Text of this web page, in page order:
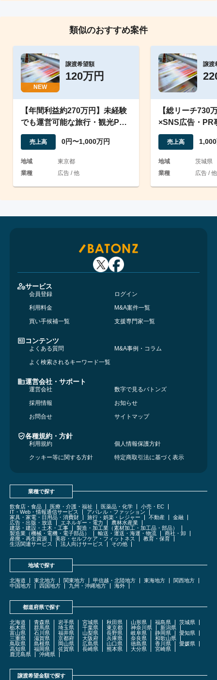
類似のおすすめ案件
NEW
譲渡希望額
120万円
【年間利益約270万円】未経験
でも運営可能な旅行・観光PR
事業
売上高 0円〜1,000万円
地域
東京都
業種
広告 / 他
譲渡
【総リーチ730
×SNS広告・PR
規事業にも
売上高
地域
茨城県
業種
広告 / 他
サービス
会員登録
ログイン
利用料金
M&A案件一覧
買い手候補一覧
支援専門家一覧
コンテンツ
よくある質問
M&A事例・コラム
よく検索されるキーワード一覧
運営会社・サポート
運営会社
数字で見るバトンズ
採用情報
お知らせ
お問合せ
サイトマップ
各種規約・方針
利用規約
個人情報保護方針
クッキー等に関する方針
特定商取引法に基づく表示
業種で探す
飲食店・食品 医療・介護・福祉 医薬品・化学
小売・EC
IT・Web・情報通信サービス
アパレル・ファッション
家具・家電・日用品・消費財
旅行・娯楽・レジャー 不動産
金融
広告・出版・放送
エネルギー・電力
農林水産業
建築・建設・土木・工事
製造・加工業（素材加工・加工品・部品）
製造業（機械・電機・電子部品）
輸送・運送・海運・物流
商社・卸
産廃・再生資源
美容・セルフケア・フィットネス
教育・保育
生活関連サービス
法人向けサービス その他
地域で探す
北海道 東北地方 関東地方 甲信越・北陸地方 東海地方
関西地方
中国地方
四国地方 九州・沖縄地方 海外
都道府県で探す
北海道 青森県 岩手県 宮城県 秋田県 山形県 福島県
茨城県
栃木県
群馬県 埼玉県 千葉県 東京都 神奈川県
新潟県
富山県
石川県 福井県 山梨県 長野県 岐阜県 静岡県
愛知県
三重県
滋賀県 京都府 大阪府 兵庫県 奈良県
和歌山県
鳥取県
島根県 岡山県 広島県 山口県 徳島県 香川県
愛媛県
高知県
福岡県 佐賀県 長崎県 熊本県 大分県
宮崎県
鹿児島県
沖縄県
譲渡希望金額で探す